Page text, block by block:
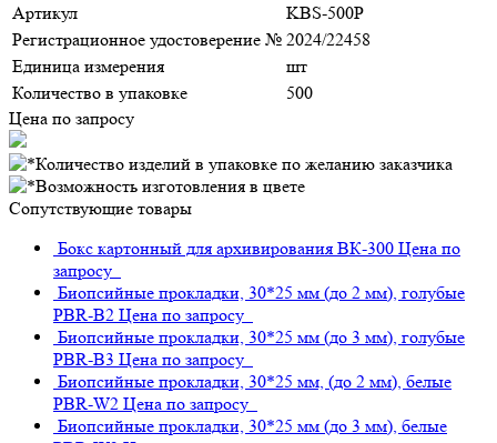
Артикул
KBS-500P
Регистрационное удостоверение № 2024/22458
Единица измерения
шт
Количество в упаковке
500
Цена по запросу
Сопутствующие товары
Бокс картонный для архивирования ВК-300 Цена по
запросу
Биопсийные прокладки, 30*25 мм (до 2 мм), голубые
PBR-B2 Цена по запросу
Биопсийные прокладки, 30*25 мм (до 3 мм), голубые
PBR-B3 Цена по запросу
Биопсийные прокладки, 30*25 мм, (до 2 мм), белые
PBR-W2 Цена по запросу
Биопсийные прокладки, 30*25 мм (до 3 мм), белые